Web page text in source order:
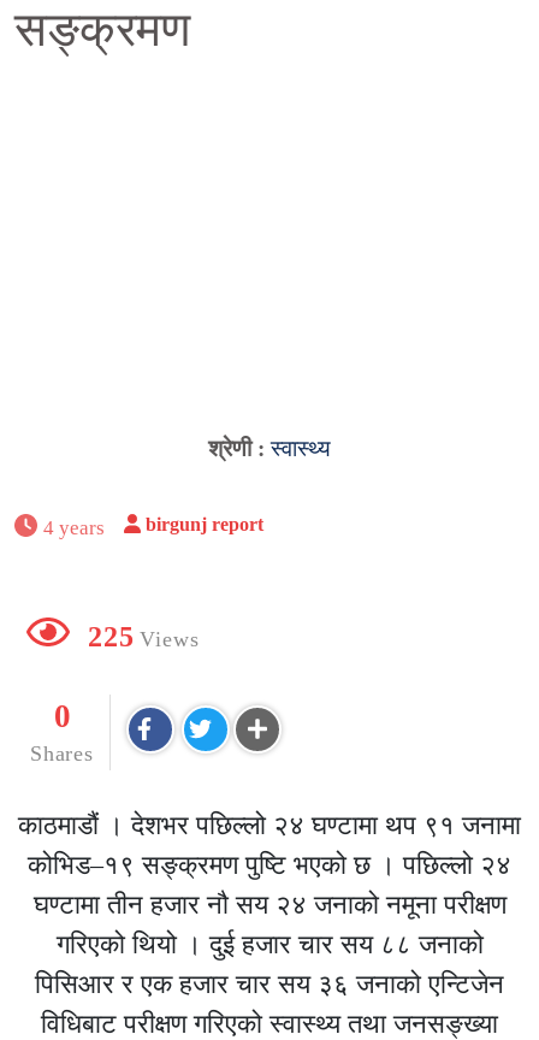
सङ्क्रमण
श्रेणी :स्वास्थ्य
4 years birgunj report
225 Views
0
Shares
काठमाडौं । देशभर पछिल्लो २४ घण्टामा थप ९१ जनामा
कोभिड–१९ सङ्क्रमण पुष्टि भएको छ । पछिल्लो २४
घण्टामा तीन हजार नौ सय २४ जनाको नमूना परीक्षण
गरिएको थियो । दुई हजार चार सय ८८ जनाको
पिसिआर र एक हजार चार सय ३६ जनाको एन्टिजेन
विधिबाट परीक्षण गरिएको स्वास्थ्य तथा जनसङ्ख्या